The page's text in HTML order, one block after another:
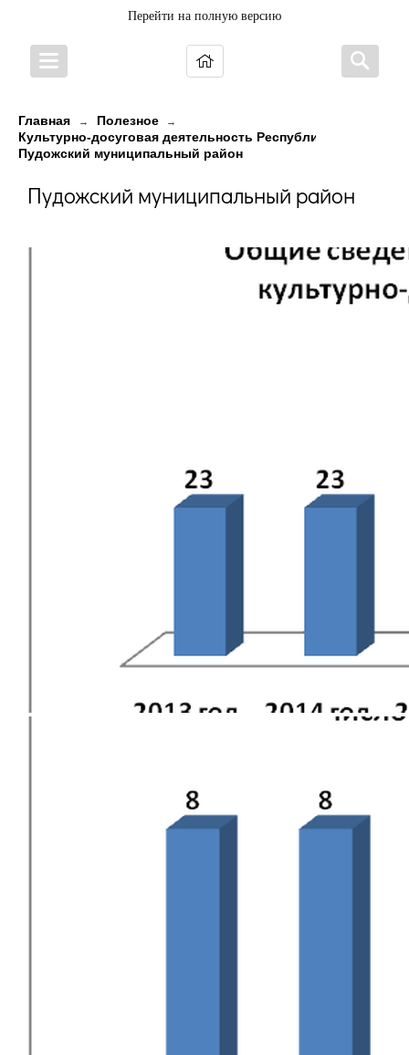
Перейти на полную версию
Главная → Полезное →
Культурно-досуговая деятельность Республики Карелия
Пудожский муниципальный район
Пудожский муниципальный район